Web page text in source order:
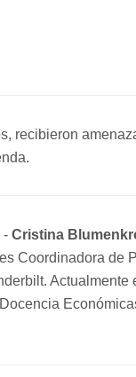
recibieron
- Cristina
Coordinadora de